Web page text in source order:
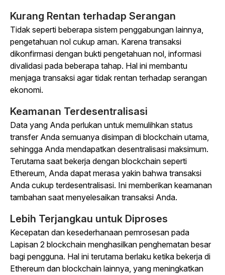
Kurang Rentan terhadap Serangan
Tidak seperti beberapa sistem penggabungan lainnya,
pengetahuan nol cukup aman. Karena transaksi
dikonfirmasi dengan bukti pengetahuan nol, informasi
divalidasi pada beberapa tahap. Hal ini membantu
menjaga transaksi agar tidak rentan terhadap serangan
ekonomi.
Keamanan Terdesentralisasi
Data yang Anda perlukan untuk memulihkan status
transfer Anda semuanya disimpan di blockchain utama,
sehingga Anda mendapatkan desentralisasi maksimum.
Terutama saat bekerja dengan blockchain seperti
Ethereum, Anda dapat merasa yakin bahwa transaksi
Anda cukup terdesentralisasi. Ini memberikan keamanan
tambahan saat menyelesaikan transaksi Anda.
Lebih Terjangkau untuk Diproses
Kecepatan dan kesederhanaan pemrosesan pada
Lapisan 2 blockchain menghasilkan penghematan besar
bagi pengguna. Hal ini terutama berlaku ketika bekerja di
Ethereum dan blockchain lainnya, yang meningkatkan